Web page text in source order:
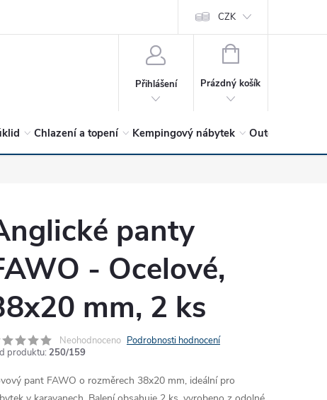
vrátit? O společnosti Hodnocení obchodu
CZK
Přihlášení
NÁKUPNÍ
Prázdný košík
Chlazení a topení Kempingový nábytek Outdoor a
panty
- Ocelové,
mm, 2 ks
Neohodnoceno Podrobnosti hodnocení
produktu: 250/159
pant FAWO o rozměrech 38x20 mm, ideální pro